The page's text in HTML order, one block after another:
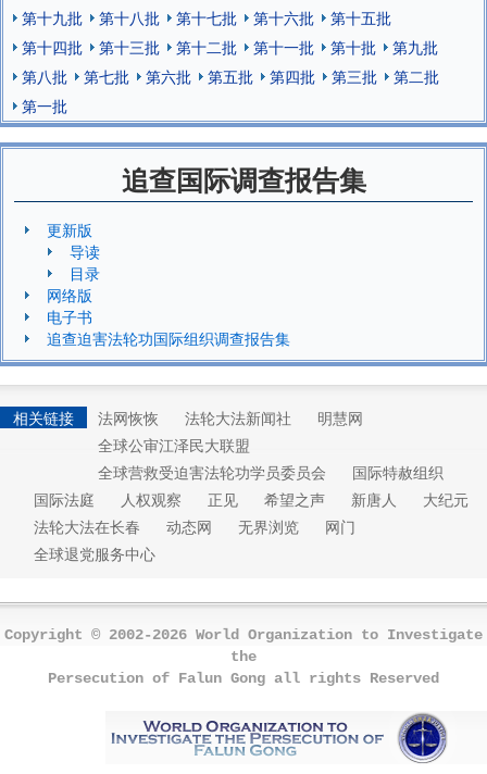
第十九批
第十八批 第十七批 第十六批
第十五批
第十四批
第十三批 第十二批 第十一批 第十批
第九批
第八批
第七批 第六批 第五批 第四批 第三批
第二批
第一批
追查国际调查报告集
更新版
导读
目录
网络版
电子书
追查迫害法轮功国际组织调查报告集
相关链接 法网恢恢 法轮大法新闻社
明慧网
全球公审江泽民大联盟
全球营救受迫害法轮功学员委员会
国际特赦组织
国际法庭
人权观察 正见 希望之声 新唐人
大纪元
法轮大法在长春
动态网 无界浏览
网门
全球退党服务中心
Copyright © 2002-2026 World Organization to Investigate
the
Persecution of Falun Gong all rights Reserved